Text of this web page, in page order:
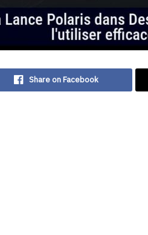
Share on Facebook